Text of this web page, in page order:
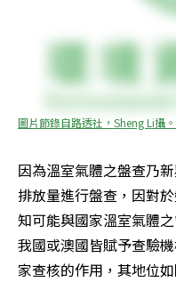
圖片節錄自路透社，Sheng Li攝。
因為溫室氣體之盤查乃
排放量進行盤查，因對
知可能與國家溫室氣體
我國或澳國皆賦予查驗
家查核的作用，其地位